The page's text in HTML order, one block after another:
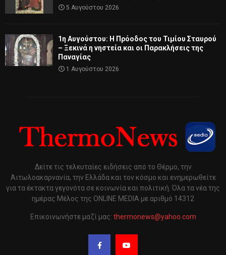
5 Αυγούστου 2026
1η Αυγούστου: Η Πρόοδος του Τιμίου Σταυρού
– Ξεκινά η νηστεία και οι Παρακλήσεις της
Παναγίας
1 Αυγούστου 2026
Δείτε τις τελευταίες ειδήσεις από το Θέρμο, την
Αιτωλοακαρνανία, την Ελλάδα και τον κόσμο και ενημερωθείτε
για τα έκτακτα γεγονότα σε κοινωνία και πολιτική. Όλα τα νέα της
ημέρας Μέλος της ONLINE MEDIA με αριθμό 14312
Επικοινωνήστε μαζί μας: thermonews@yahoo.com